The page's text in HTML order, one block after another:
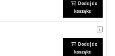
Dodaj do
koszyka
Dodaj do
koszyka